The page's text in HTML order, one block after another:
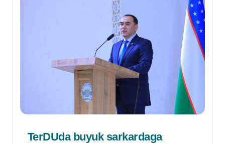
TerDUda buyuk sarkardaga